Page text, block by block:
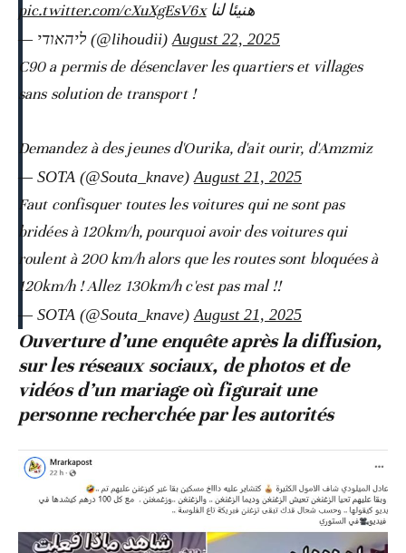
هنيئا لناpic.twitter.com/cXuXgEsV6x
— ליהאודי (@lihoudii)August 22, 2025
C90 a permis de désenclaver les quartiers et villages
sans solution de transport !
Demandez à des jeunes d'Ourika, d'ait ourir, d'Amzmiz
— SOTA (@Souta_knave)August 21, 2025
Faut confisquer toutes les voitures qui ne sont pas
bridées à 120km/h, pourquoi avoir des voitures qui
roulent à 200 km/h alors que les routes sont bloquées à
120km/h ! Allez 130km/h c'est pas mal !!
— SOTA (@Souta_knave)August 21, 2025
Ouverture d’une enquête après la diffusion,
sur les réseaux sociaux, de photos et de
vidéos d’un mariage où figurait une
personne recherchée par les autorités